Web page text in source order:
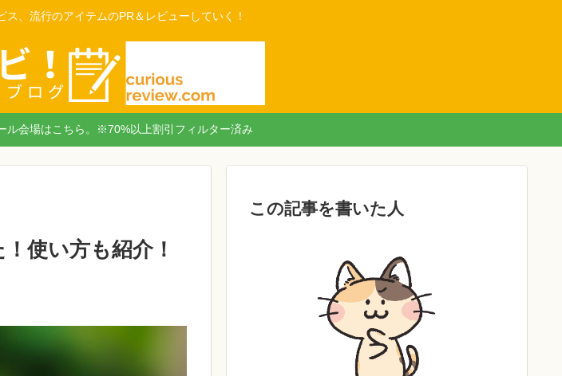
、流行のアイテムのPR＆レビューしていく！
ル会場はこちら。※70%以上割引フィルター済み
使い方も紹介！
この記事を書いた人